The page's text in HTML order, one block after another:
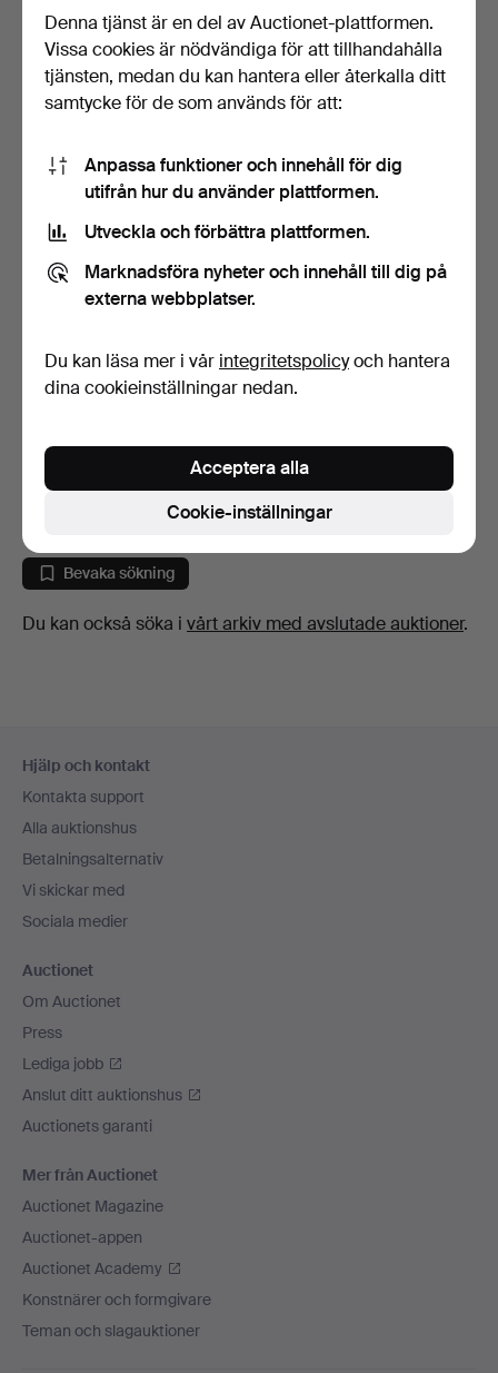
BYRÅ, teak, Danmark
1960-tal.
SEKRETÄR,
chippendalestil, björk,
1900-tal…
8 dagar
rotting.
Värdering
Bevaka sökning
Du kan också söka i vårt arkiv med avslutade auktioner.
Hjälp och kontakt
Kontakta support
Alla auktionshus
Betalningsalternativ
Vi skickar med
Sociala medier
Auctionet
Om Auctionet
Press
Lediga jobb
Anslut ditt auktionshus
Auctionets garanti
Mer från Auctionet
Auctionet Magazine
Auctionet-appen
Auctionet Academy
Konstnärer och formgivare
Teman och slagauktioner
Denna tjänst är en del av Auctionet-plattformen.
Vissa cookies är nödvändiga för att tillhandahålla
tjänsten, medan du kan hantera eller återkalla ditt
samtycke för de som används för att:
Anpassa funktioner och innehåll för dig
utifrån hur du använder plattformen.
Utveckla och förbättra plattformen.
Marknadsföra nyheter och innehåll till dig på
externa webbplatser.
Du kan läsa mer i vår integritetspolicyoch hantera
dina cookieinställningar nedan.
Cookie-inställningar
Acceptera alla